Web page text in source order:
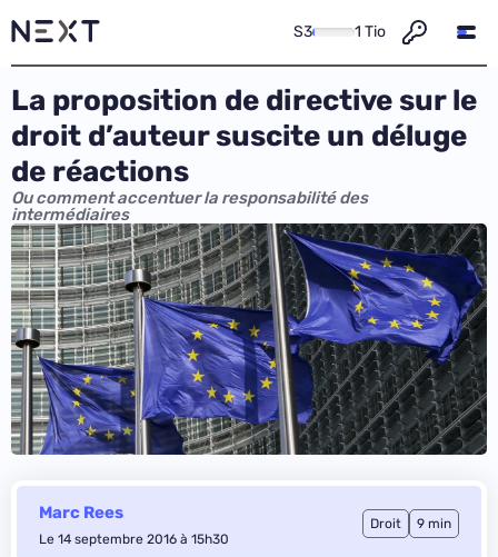
S3 1 Tio
La proposition de directive sur le
droit d’auteur suscite un déluge
de réactions
Ou comment accentuer la responsabilité des
intermédiaires
Marc Rees
Le 14 septembre 2016 à 15h30
Droit 9 min